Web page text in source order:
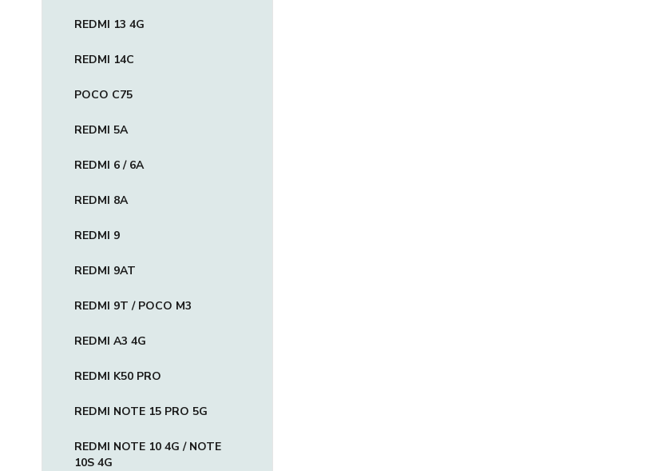
REDMI 13 4G
REDMI 14C
POCO C75
REDMI 5A
REDMI 6 / 6A
REDMI 8A
REDMI 9
REDMI 9AT
REDMI 9T / POCO M3
REDMI A3 4G
REDMI K50 PRO
REDMI NOTE 15 PRO 5G
REDMI NOTE 10 4G / NOTE
10S 4G